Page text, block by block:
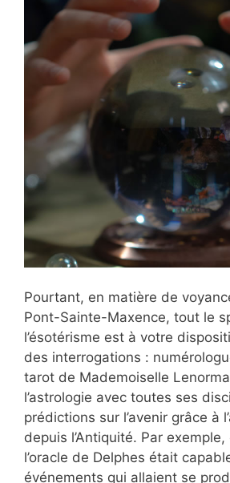
Pourtant, en matière de
Pont-Sainte-Maxence, tout le
l’ésotérisme est à votre
des interrogations :
tarot de Mademoiselle
l’astrologie avec toutes ses
prédictions sur l’avenir grâce à
depuis l’Antiquité. Par
l’oracle de Delphes était
événements qui allaient se